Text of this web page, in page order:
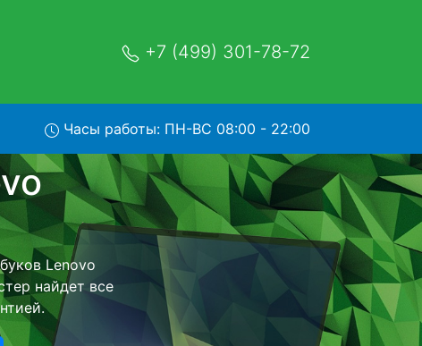
+7 (499) 301-78-72
Часы работы: ПН-ВС 08:00 - 22:00
15 с
и обратно - с
для
ремонта